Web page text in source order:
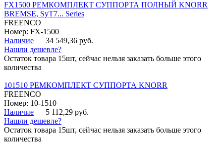
FX1500 РЕМКОМПЛЕКТ СУППОРТА ПОЛНЫЙ KNORR
BREMSE, SyT7... Series
FREENCO
Номер: FX-1500
Наличие
34 549,36 руб.
Нашли дешевле?
Остаток товара 15шт, сейчас нельзя заказать больше этого
количества
101510 РЕМКОМПЛЕКТ СУППОРТА KNORR
FREENCO
Номер: 10-1510
Наличие
5 112,29 руб.
Нашли дешевле?
Остаток товара 15шт, сейчас нельзя заказать больше этого
количества